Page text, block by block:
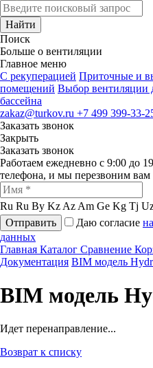
Найти
Поиск
Больше о вентиляции
Главное меню
C рекуперацией Приточные и
помещений Выбор вентиляции
бассейна
zakaz@turkov.ru +7 499 399-33-
Заказать звонок
Закрыть
Заказать звонок
Работаем ежедневно с 9:00 до
телефона, и мы перезвоним
Ru Ru By Kz Az Am Ge Kg Tj
Отправить
Даю согласие
данных
Главная Каталог Сравнение
Документация BIM модель
BIM модель
Идет перенаправление...
Возврат к списку